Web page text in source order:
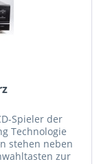
Spieler der
Technologie
stehen neben
zur